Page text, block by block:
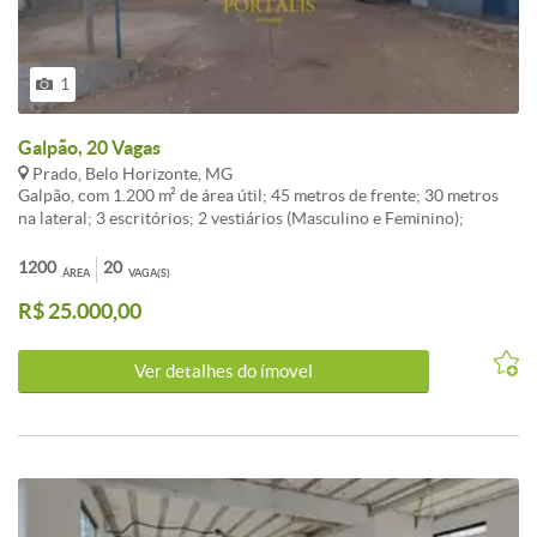
1
Galpão, 20 Vagas
Prado, Belo Horizonte, MG
Galpão, com 1.200 m² de área útil; 45 metros de frente; 30 metros
na lateral; 3 escritórios; 2 vestiários (Masculino e Feminino);
/>Excelente oportunidade para alugar de Galpão / Depósito /
Armazém em Belo Horizonte, no bairro Prado, com preços e
condições especiais.<br /><br />O imóvel apresenta 20 vagas de
valoriza localização e qualidade de vida em Belo Horizonte.<br />
<br />Agende uma visita para conhecer este Galpão / Depósito /
ÁREA
1200 VAGA(S)
20
R$ 25.000,00
Ver detalhes do ímovel